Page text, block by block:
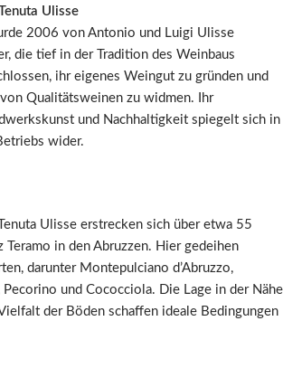
Ulisse
2006 von Antonio und Luigi Ulisse
die tief in der Tradition des Weinbaus
ihr eigenes Weingut zu gründen und
Qualitätsweinen zu widmen. Ihr
und Nachhaltigkeit spiegelt sich in
wider.
Ulisse erstrecken sich über etwa 55
Teramo in den Abruzzen. Hier gedeihen
darunter Montepulciano d’Abruzzo,
Pecorino und Cococciola. Die Lage in der Nähe
der Böden schaffen ideale Bedingungen